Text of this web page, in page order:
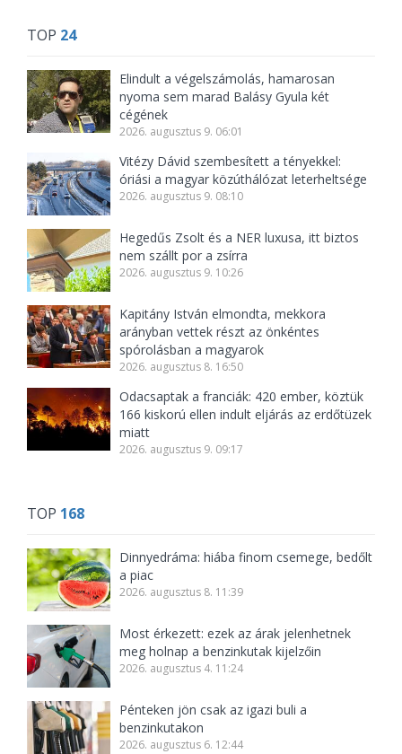
TOP 24
Elindult a végelszámolás, hamarosan
nyoma sem marad Balásy Gyula két
cégének
2026. augusztus 9. 06:01
Vitézy Dávid szembesített a tényekkel:
óriási a magyar közúthálózat leterheltsége
2026. augusztus 9. 08:10
Hegedűs Zsolt és a NER luxusa, itt biztos
nem szállt por a zsírra
2026. augusztus 9. 10:26
Kapitány István elmondta, mekkora
arányban vettek részt az önkéntes
spórolásban a magyarok
2026. augusztus 8. 16:50
Odacsaptak a franciák: 420 ember, köztük
166 kiskorú ellen indult eljárás az erdőtüzek
miatt
2026. augusztus 9. 09:17
TOP 168
Dinnyedráma: hiába finom csemege, bedőlt
a piac
2026. augusztus 8. 11:39
Most érkezett: ezek az árak jelenhetnek
meg holnap a benzinkutak kijelzőin
2026. augusztus 4. 11:24
Pénteken jön csak az igazi buli a
benzinkutakon
2026. augusztus 6. 12:44